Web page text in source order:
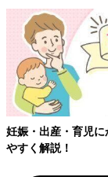
コレがあれば
ット・ソック
妊娠・出産・育児
やすく解説！